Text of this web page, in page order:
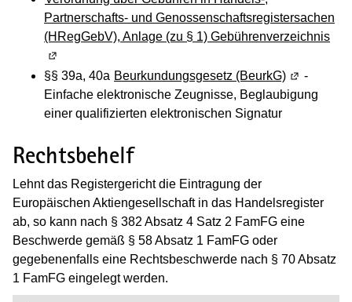
Partnerschafts- und Genossenschaftsregistersachen
(HRegGebV), Anlage (zu § 1) Gebührenverzeichnis
§§ 39a, 40a Beurkundungsgesetz (BeurkG) (Wird in
-
Einfache elektronische Zeugnisse, Beglaubigung
einer qualifizierten elektronischen Signatur
Rechtsbehelf
Lehnt das Registergericht die Eintragung der
Europäischen Aktiengesellschaft in das Handelsregister
ab, so kann nach § 382 Absatz 4 Satz 2 FamFG eine
Beschwerde gemäß § 58 Absatz 1 FamFG oder
gegebenenfalls eine Rechtsbeschwerde nach § 70 Absatz
1 FamFG eingelegt werden.